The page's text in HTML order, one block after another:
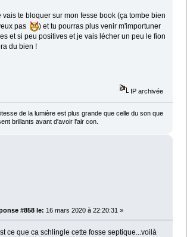
vais te bloquer sur mon fesse book (ça tombe bien
pas
) et tu pourras plus venir m'importuner
et si peu positives et je vais lécher un peu le fion
du bien !
IP archivée
de la lumière est plus grande que celle du son que
brillants avant d'avoir l'air con.
#858 le: 16 mars 2020 à 22:20:31 »
ce que ca schlingle cette fosse septique...voilà